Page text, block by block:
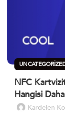
NFC
Hangisi
Kardelen